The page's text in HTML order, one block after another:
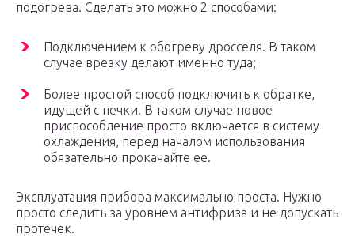
подогрева. Сделать это можно 2 способами:
Подключением к обогреву дросселя. В таком
случае врезку делают именно туда;
Более простой способ подключить к обратке,
идущей с печки. В таком случае новое
приспособление просто включается в систему
охлаждения, перед началом использования
обязательно прокачайте ее.
Эксплуатация прибора максимально проста. Нужно
просто следить за уровнем антифриза и не допускать
протечек.